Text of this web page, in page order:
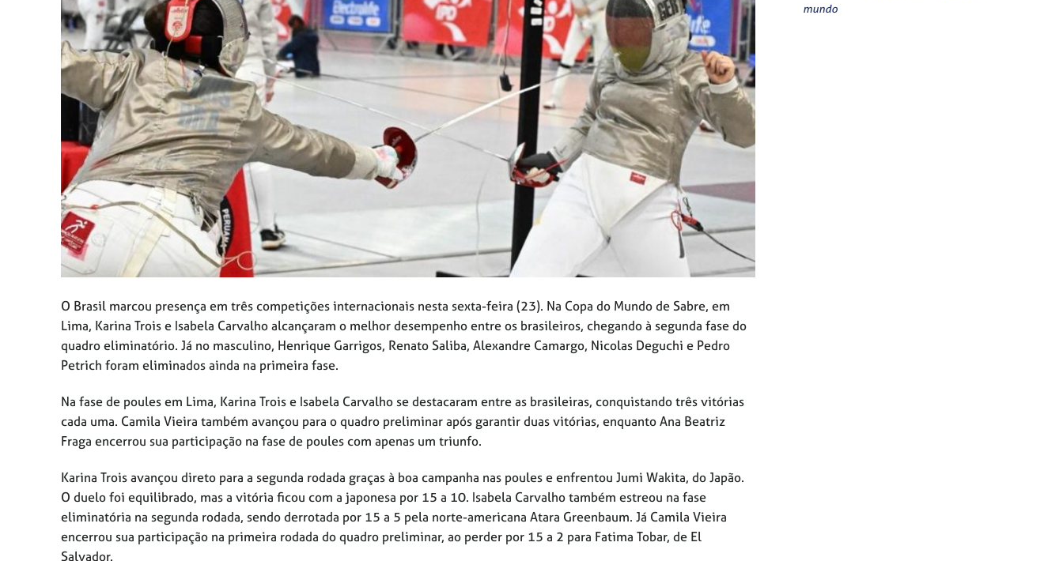
O Brasil marcou presença em três competições internacionais nesta sexta-feira (23). Na Copa do Mundo de Sabre, em
Lima, Karina Trois e Isabela Carvalho alcançaram o melhor desempenho entre os brasileiros, chegando à segunda fase do
quadro eliminatório. Já no masculino, Henrique Garrigos, Renato Saliba, Alexandre Camargo, Nicolas Deguchi e Pedro
Petrich foram eliminados ainda na primeira fase.
Na fase de poules em Lima, Karina Trois e Isabela Carvalho se destacaram entre as brasileiras, conquistando três vitórias
cada uma. Camila Vieira também avançou para o quadro preliminar após garantir duas vitórias, enquanto Ana Beatriz
Fraga encerrou sua participação na fase de poules com apenas um triunfo.
Karina Trois avançou direto para a segunda rodada graças à boa campanha nas poules e enfrentou Jumi Wakita, do Japão.
O duelo foi equilibrado, mas a vitória ficou com a japonesa por 15 a 10. Isabela Carvalho também estreou na fase
eliminatória na segunda rodada, sendo derrotada por 15 a 5 pela norte-americana Atara Greenbaum. Já Camila Vieira
encerrou sua participação na primeira rodada do quadro preliminar, ao perder por 15 a 2 para Fatima Tobar, de El
Salvador.
mundo